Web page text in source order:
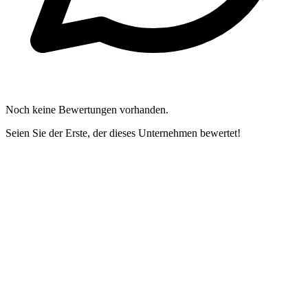
Noch keine Bewertungen vorhanden.
Seien Sie der Erste, der dieses Unternehmen bewertet!